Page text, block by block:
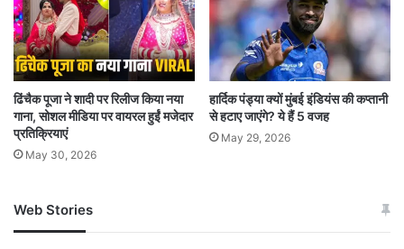
ढिंचैक पूजा ने शादी पर रिलीज किया नया
गाना, सोशल मीडिया पर वायरल हुईं मजेदार
प्रतिक्रियाएं
May 30, 2026
हार्दिक पंड्या क्यों मुंबई इंडियंस की कप्तानी
से हटाए जाएंगे? ये हैं 5 वजह
May 29, 2026
Web Stories
जम्मू-कश्मीर में बारिश से
अपडेट
खाई में धक्का… आरोपियों ने